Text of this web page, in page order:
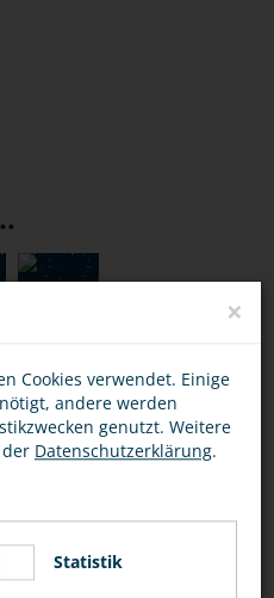
Portale, um dir
×
Cookies verwendet. Einige
andere werden
genutzt. Weitere
Datenschutzerklärung.
Statistik